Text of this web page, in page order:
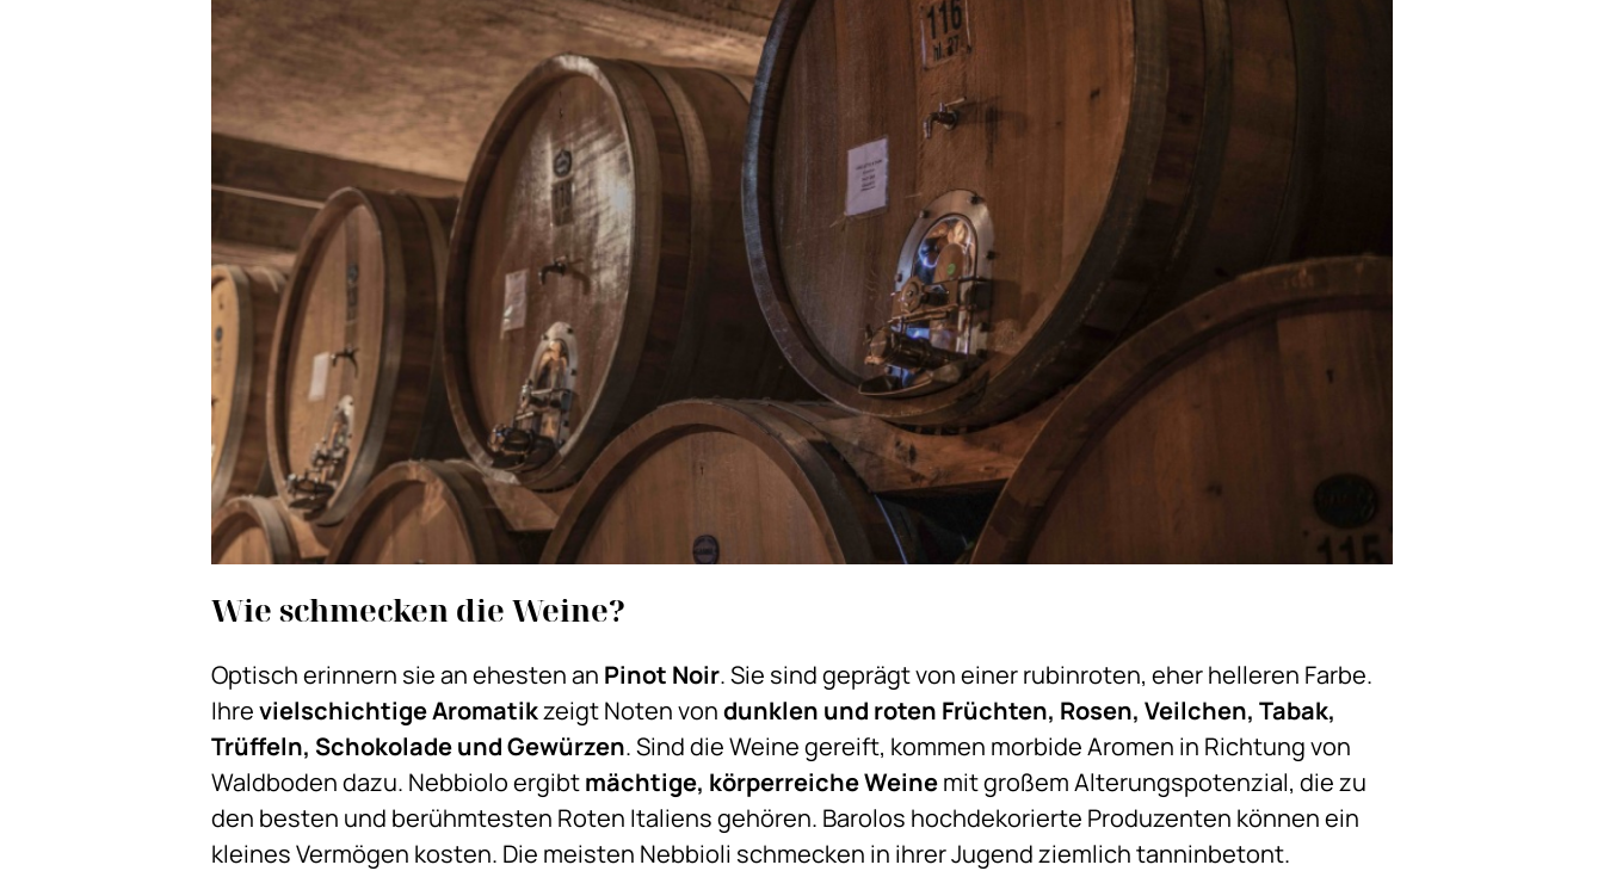
Wie schmecken die Weine?
Optisch erinnern sie an ehesten an Pinot Noir. Sie sind geprägt von einer rubinroten, eher helleren Farbe.
Ihrevielschichtige Aromatikzeigt Noten vondunklen und roten Früchten, Rosen, Veilchen, Tabak,
Trüffeln, Schokolade und Gewürzen. Sind die Weine gereift, kommen morbide Aromen in Richtung von
Waldboden dazu. Nebbiolo ergibtmächtige, körperreiche Weinemit großem Alterungspotenzial, die zu
den besten und berühmtesten Roten Italiens gehören. Barolos hochdekorierte Produzenten können ein
kleines Vermögen kosten. Die meisten Nebbioli schmecken in ihrer Jugend ziemlich tanninbetont.